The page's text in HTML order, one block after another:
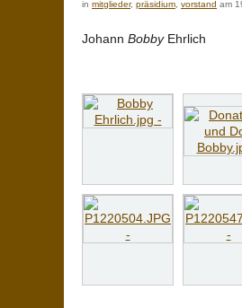
in mitglieder, präsidium vorstand am
Johann BobbyEhrlich